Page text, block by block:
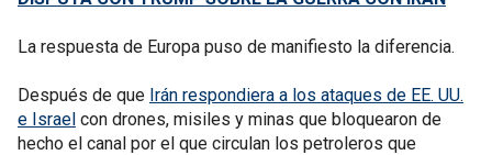
La respuesta de Europa puso de manifiesto la diferencia.
Después de que Irán respondiera a los ataques de EE. UU.
e Israel con drones, misiles y minas que bloquearon de
hecho el canal por el que circulan los petroleros que